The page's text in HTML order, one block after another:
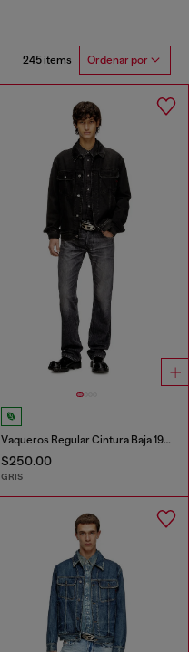
245 items Ordenar por
Vaqueros Regular Cintura Baja 1985 Larkee
$250.00
GRIS